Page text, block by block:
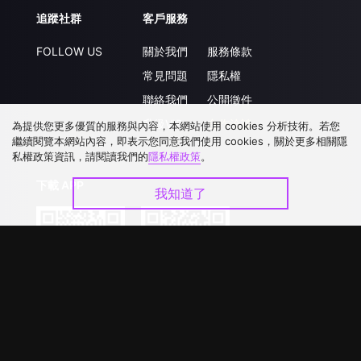
追蹤社群
FOLLOW US
客戶服務
關於我們
常見問題
聯絡我們
升級VIP
服務條款
隱私權
公開徵件
合作洽談
為提供您更多優質的服務與內容，本網站使用 cookies 分析技術。若您
繼續閱覽本網站內容，即表示您同意我們使用 cookies，關於更多相關隱
私權政策資訊，請閱讀我們的隱私權政策。
我知道了